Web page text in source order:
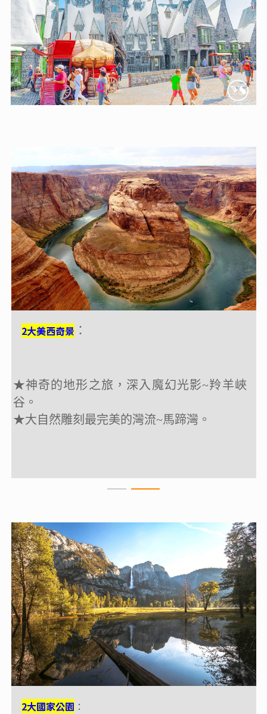
2大美西奇景 ：
★神奇的地形之旅， 深入魔幻光影~羚羊峽
谷。
★大自然雕刻最完美的灣流~馬蹄灣。
2大美西奇景 ：
★神奇的地形之旅， 深入魔幻光影~羚羊峽
谷。
★大自然雕刻最完美的灣流~馬蹄灣。
2大國家公園 ：
2大國家公園 ：